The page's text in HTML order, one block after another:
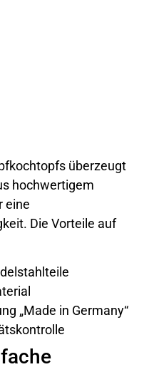
überzeugt
hochwertigem
eine
Die Vorteile auf
„Made in Germany“